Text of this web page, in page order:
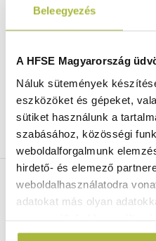
Beleegyezés
A HFSE Magyarország
Náluk sütemények
eszközöket és gépeket,
sütiket használunk a
szabásához, közösségi
weboldalforgalmunk
hirdető- és elemező
weboldalhasználatodra
adatokat más olyan
Ingyenes szállítás 25 000 Ft
Szállítás akár 1 munkanapon
Mindig a legkedvezőbb
Több mint 2000 termék
ELÉRHETŐSÉGEINK